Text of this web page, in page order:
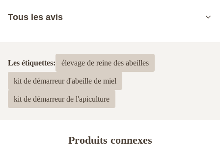
Tous les avis
Basé sur 50 critiques récemment
5
Dayne Stephen
Les étiquettes: élevage de reine des abeilles
kit de démarreur d'abeille de miel
kit de démarreur de l'apiculture
Produits connexes